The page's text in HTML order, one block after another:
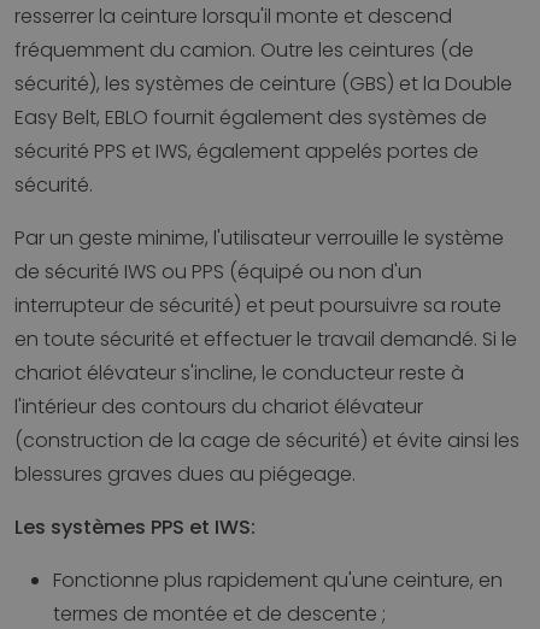
resserrer la ceinture lorsqu'il monte et descend
fréquemment du camion. Outre les ceintures (de
sécurité), les systèmes de ceinture (GBS) et la Double
Easy Belt, EBLO fournit également des systèmes de
sécurité PPS et IWS, également appelés portes de
sécurité.
Par un geste minime, l'utilisateur verrouille le système
de sécurité IWS ou PPS (équipé ou non d'un
interrupteur de sécurité) et peut poursuivre sa route
en toute sécurité et effectuer le travail demandé. Si le
chariot élévateur s'incline, le conducteur reste à
l'intérieur des contours du chariot élévateur
(construction de la cage de sécurité) et évite ainsi les
blessures graves dues au piégeage.
Les systèmes PPS et IWS:
Fonctionne plus rapidement qu'une ceinture, en
termes de montée et de descente ;